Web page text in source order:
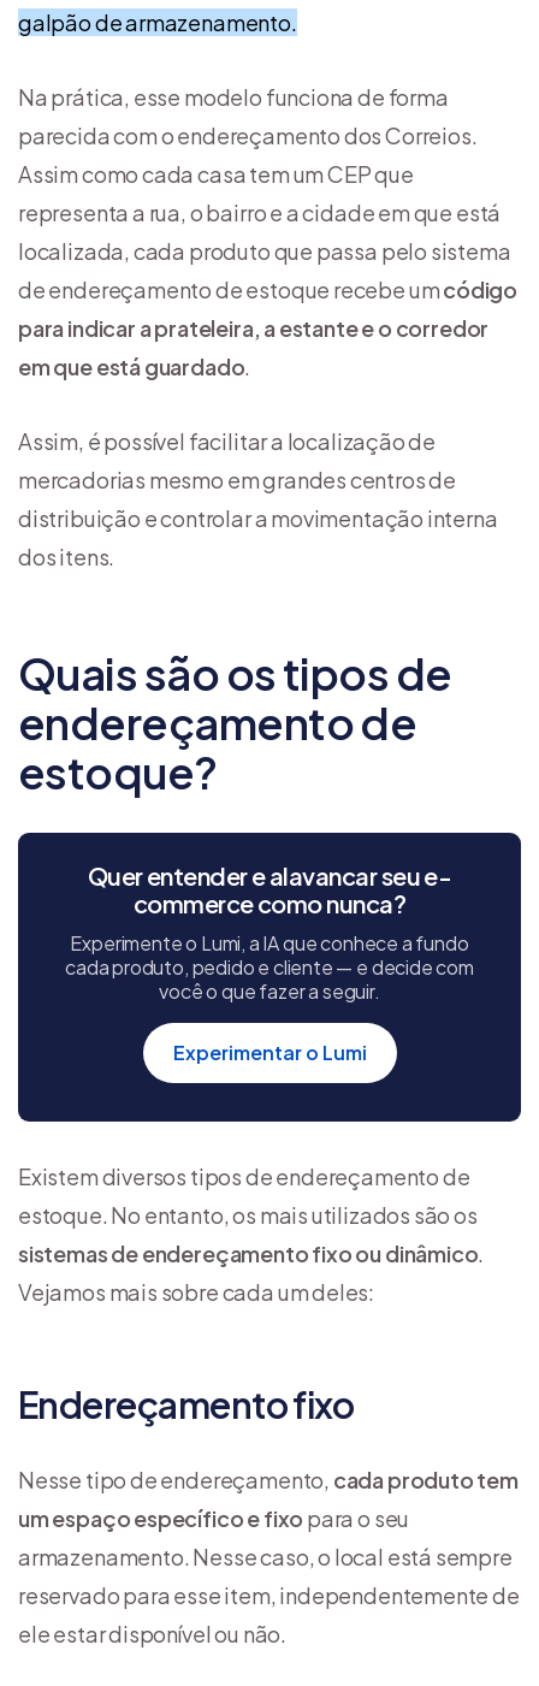
galpão de armazenamento.
Na prática, esse modelo funciona de forma
parecida com o endereçamento dos Correios.
Assim como cada casa tem um CEP que
representa a rua, o bairro e a cidade em que está
localizada, cada produto que passa pelo sistema
de endereçamento de estoque recebe umcódigo
para indicar a prateleira, a estante e o corredor
em que está guardado.
Assim, é possível facilitar a localização de
mercadorias mesmo em grandes centros de
distribuição e controlar a movimentação interna
dos itens.
Quais são os tipos de
endereçamento de
estoque?
Quer entender e alavancar seu e-
commerce como nunca?
Experimente o Lumi, a IA que conhece a fundo
cada produto, pedido e cliente — e decide com
você o que fazer a seguir.
Experimentar o Lumi
Existem diversos tipos de endereçamento de
estoque. No entanto, os mais utilizados são os
sistemas de endereçamento fixo ou dinâmico.
Vejamos mais sobre cada um deles:
Endereçamento fixo
Nesse tipo de endereçamento, cada produto tem
um espaço específico e fixo para o seu
armazenamento. Nesse caso, o local está sempre
reservado para esse item, independentemente de
ele estar disponível ou não.